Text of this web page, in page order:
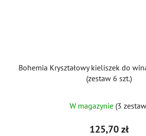
Bohemia Kryształowy kieliszek do
(zestaw 6 szt.)
W magazynie (3
125,70 zł